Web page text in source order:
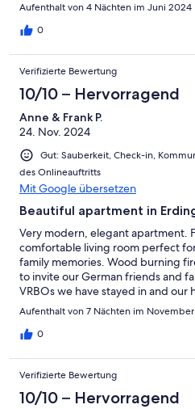
Aufenthalt von 4 Nächten im Juni 2024
0
Verifizierte Bewertung
10/10 – Hervorragend
Anne & Frank P.
24. Nov. 2024
Gut: Sauberkeit, Check-in,
des Onlineauftritts
Mit Google übersetzen
Beautiful apartment in
Very modern, elegant apartment.
comfortable living room perfect
family memories. Wood burning
to invite our German friends and
VRBOs we have stayed in and
Aufenthalt von 7 Nächten im
0
Verifizierte Bewertung
10/10 – Hervorragend